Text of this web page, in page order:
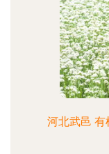
河北武邑